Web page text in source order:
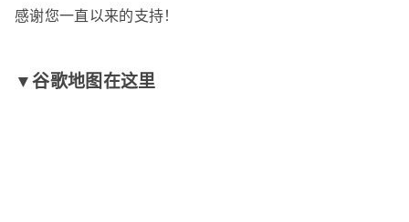
感谢您一直以来的支持！
▼谷歌地图在这里